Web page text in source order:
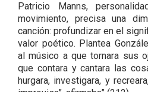
Patricio Manns,
movimiento, precisa una
canción: profundizar en el
valor poético. Plantea
al músico a que tornara sus
que contara y cantara las
hurgara, investigara, y